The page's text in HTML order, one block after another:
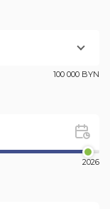
100 000 BYN
2026